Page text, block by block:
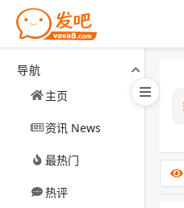
导航
主页
资讯 News
最热门
热评